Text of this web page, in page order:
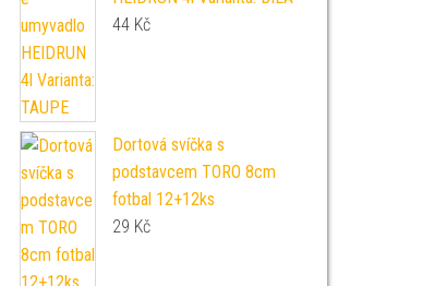
44 Kč
Dortová svíčka s
podstavcem TORO 8cm
fotbal 12+12ks
29 Kč